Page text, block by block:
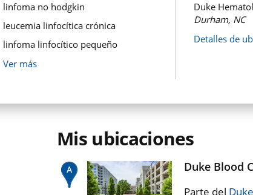
linfoma no hodgkin
leucemia linfocítica crónica
linfoma linfocítico pequeño
Ver más
Duke
Durham, NC
Detalles de
Mis ubicaciones
Duke Blood
Parte del